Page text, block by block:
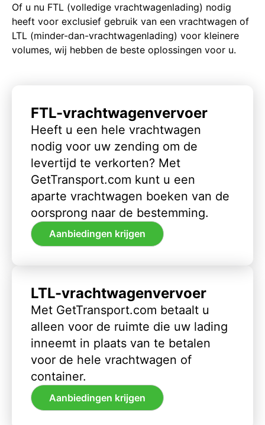
Of u nu FTL (volledige vrachtwagenlading) nodig
heeft voor exclusief gebruik van een vrachtwagen of
LTL (minder-dan-vrachtwagenlading) voor kleinere
volumes, wij hebben de beste oplossingen voor u.
FTL-vrachtwagenvervoer
Heeft u een hele vrachtwagen
nodig voor uw zending om de
levertijd te verkorten? Met
GetTransport.com kunt u een
aparte vrachtwagen boeken van de
oorsprong naar de bestemming.
Aanbiedingen krijgen
LTL-vrachtwagenvervoer
Met GetTransport.com betaalt u
alleen voor de ruimte die uw lading
inneemt in plaats van te betalen
voor de hele vrachtwagen of
container.
Aanbiedingen krijgen